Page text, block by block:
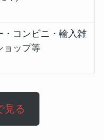
・コンビニ・輸入雑
ョップ等
見る